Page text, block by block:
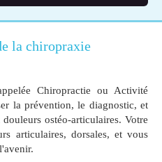
la chiropraxie
Chiropractie ou Activité
la prévention, le diagnostic, et
ostéo-articulaires. Votre
articulaires, dorsales, et vous